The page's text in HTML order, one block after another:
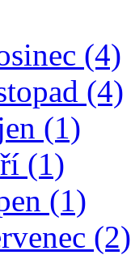
(4)
(4)
(1)
(1)
(1)
(2)